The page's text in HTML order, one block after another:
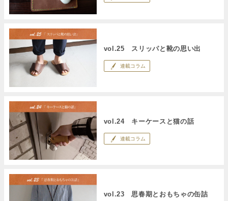
vol.25 スリッパと靴の思い出
連載コラム
vol.24 キーケースと猫の話
連載コラム
vol.23 思春期とおもちゃの缶詰